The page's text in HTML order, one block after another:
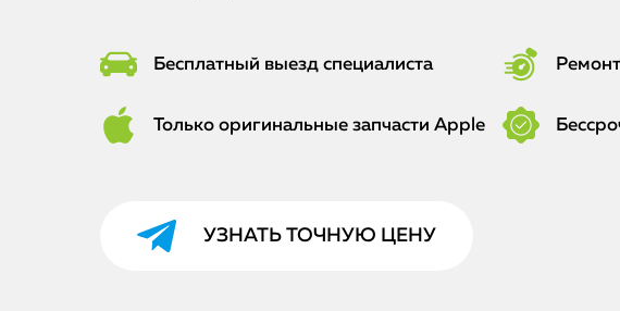
Бесплатный выезд специалиста
Только оригинальные запчасти Apple
УЗНАТЬ ТОЧНУЮ ЦЕНУ